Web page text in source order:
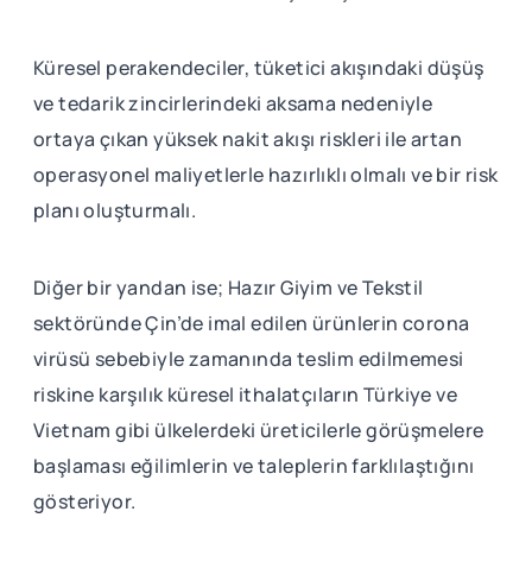
Küresel perakendeciler, tüketici akışındaki düşüş
ve tedarik zincirlerindeki aksama nedeniyle
ortaya çıkan yüksek nakit akışı riskleri ile artan
operasyonel maliyetlerle hazırlıklı olmalı ve bir risk
planı oluşturmalı.
Diğer bir yandan ise; Hazır Giyim ve Tekstil
sektöründe Çin’de imal edilen ürünlerin corona
virüsü sebebiyle zamanında teslim edilmemesi
riskine karşılık küresel ithalatçıların Türkiye ve
Vietnam gibi ülkelerdeki üreticilerle görüşmelere
başlaması eğilimlerin ve taleplerin farklılaştığını
gösteriyor.